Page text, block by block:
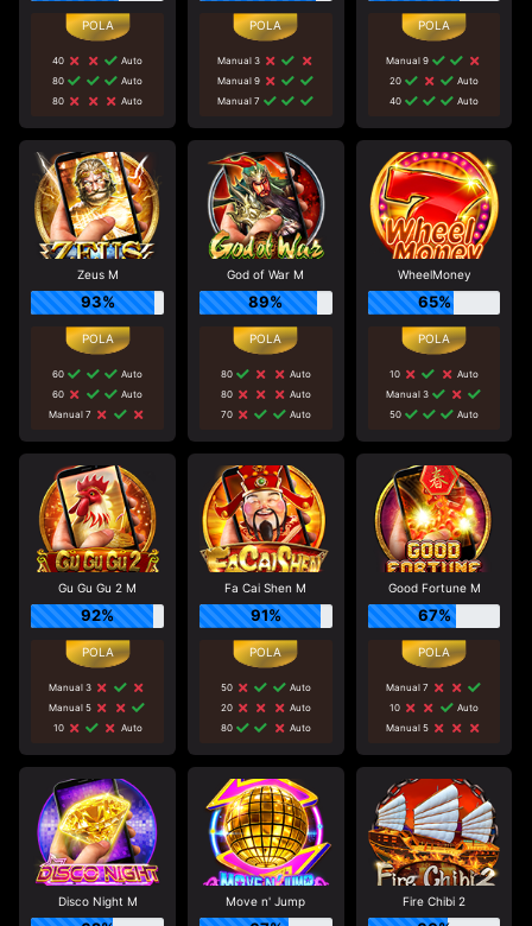
40
Auto
80
Auto
80
Auto
Manual 3
Manual 9
Manual 7
Manual 9
20
Auto
40
Auto
Zeus M
93%
60
Auto
60
Auto
Manual 7
God of War M
89%
80
Auto
80
Auto
70
Auto
WheelMoney
65%
10
Auto
Manual 3
50
Auto
Gu Gu Gu 2 M
92%
Manual 3
Manual 5
10
Auto
Fa Cai Shen M
91%
50
Auto
20
Auto
80
Auto
Good Fortune M
67%
Manual 7
10
Auto
Manual 5
Disco Night M Move n' Jump Fire Chibi 2